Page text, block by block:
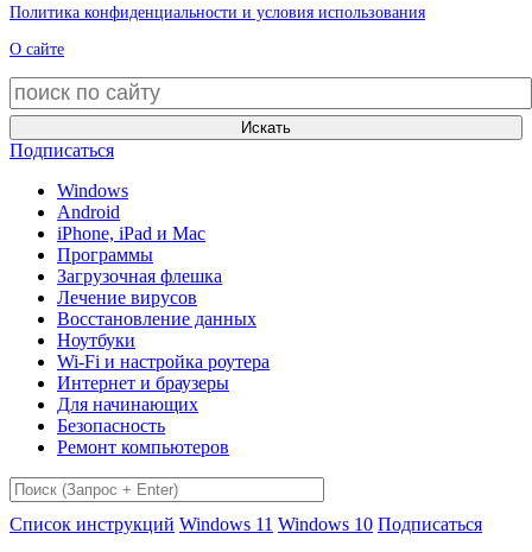
Политика конфиденциальности и условия использования
О сайте
Искать
Подписаться
Windows
Android
iPhone, iPad и Mac
Программы
Загрузочная флешка
Лечение вирусов
Восстановление данных
Ноутбуки
Wi-Fi и настройка роутера
Интернет и браузеры
Для начинающих
Безопасность
Ремонт компьютеров
Список инструкций Windows 11 Windows 10 Подписаться